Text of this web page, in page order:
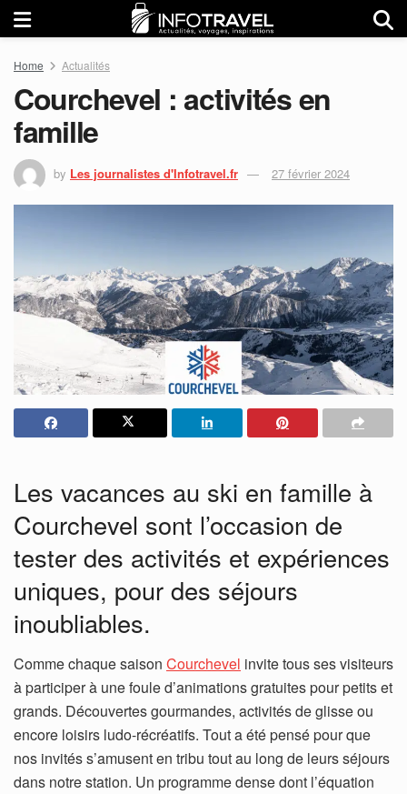
Home Actualités
Courchevel : activités en
famille
by Les journalistes d'Infotravel.fr 27 février 2024
Les vacances au ski en famille à
Courchevel sont l’occasion de
tester des activités et expériences
uniques, pour des séjours
inoubliables.
Comme chaque saison Courchevel invite tous ses visiteurs
à participer à une foule d’animations gratuites pour petits et
grands. Découvertes gourmandes, activités de glisse ou
encore loisirs ludo-récréatifs. Tout a été pensé pour que
nos invités s’amusent en tribu tout au long de leurs séjours
dans notre station. Un programme dense dont l’équation